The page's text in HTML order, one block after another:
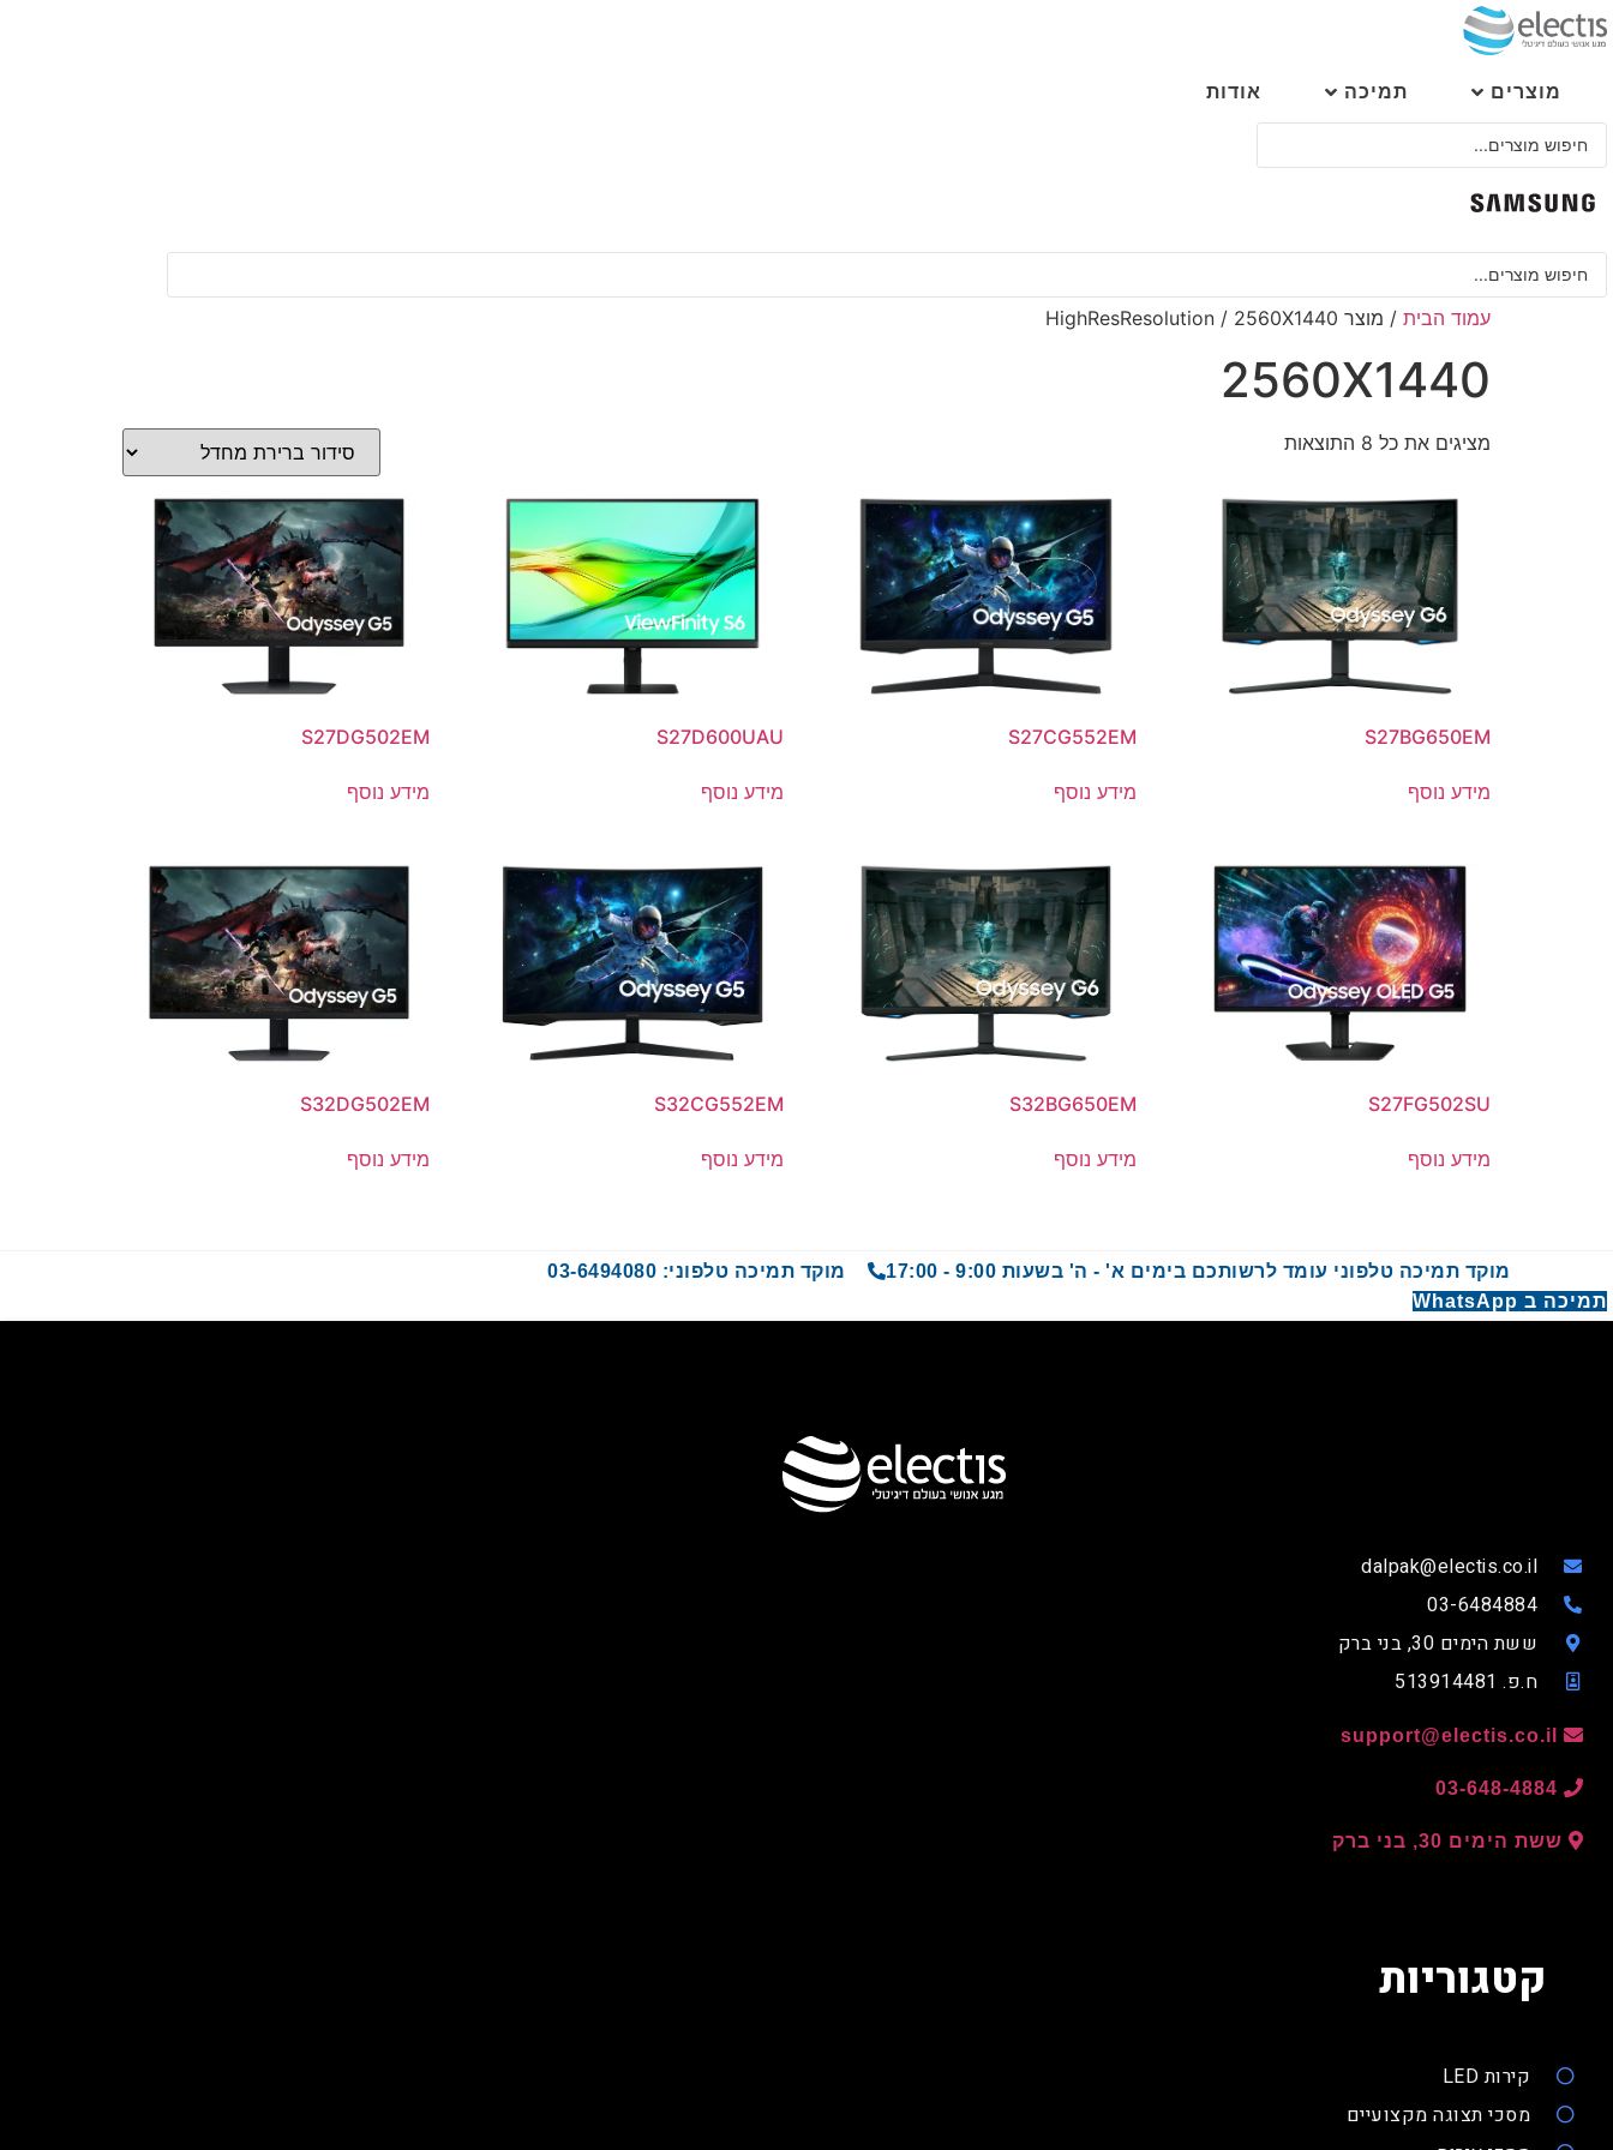
דלג
לתוכן
מוצרים תמיכה אודות
Search
Search
עמוד הבית / מוצר HighResResolution / 2560X1440
2560X1440
מציגים את כל ⁦8⁩ התוצאות
S27BG650EM
מידע נוסף
S27CG552EM
מידע נוסף
S27D600UAU
מידע נוסף
S27DG502EM
מידע נוסף
S27FG502SU
מידע נוסף
S32BG650EM
מידע נוסף
S32CG552EM
מידע נוסף
S32DG502EM
מידע נוסף
מוקד תמיכה טלפוני עומד לרשותכם בימים א' - ה' בשעות 9:00 - 17:00
מוקד תמיכה טלפוני: 03-6494080
תמיכה ב WhatsApp
dalpak@electis.co.il
03-6484884
ששת הימים 30, בני ברק
ח.פ. 513914481
support@electis.co.il
03-648-4884
ששת הימים 30, בני ברק
קטגוריות
קירות LED
מסכי תצוגה מקצועיים